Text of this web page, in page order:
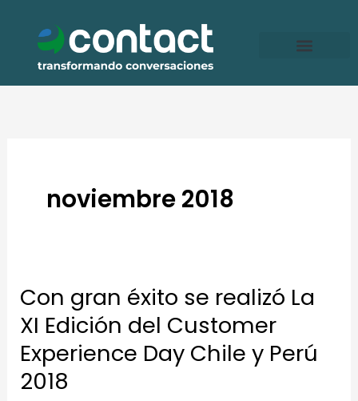
contenido
noviembre 2018
Con gran éxito se realizó La
XI Edición del Customer
Experience Day Chile y Perú
2018
Con
gran
éxito
se
realizó